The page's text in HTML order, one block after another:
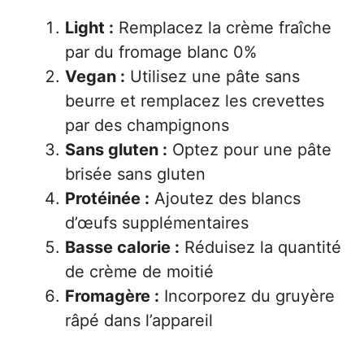
Light : Remplacez la crème fraîche
par du fromage blanc 0%
Vegan : Utilisez une pâte sans
beurre et remplacez les crevettes
par des champignons
Sans gluten : Optez pour une pâte
brisée sans gluten
Protéinée : Ajoutez des blancs
d’œufs supplémentaires
Basse calorie : Réduisez la quantité
de crème de moitié
Fromagère : Incorporez du gruyère
râpé dans l’appareil